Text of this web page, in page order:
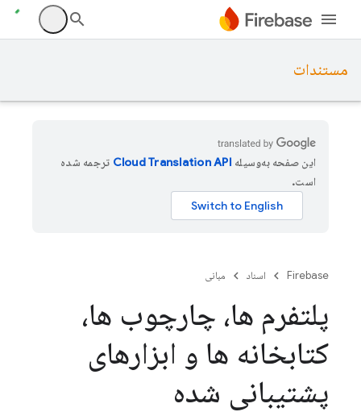
مستندات
این صفحه به‌وسیله
ترجمه شده
است.
Firebase اسناد مبانی
پلتفرم ها، چارچوب ها،
کتابخانه ها و ابزارهای
پشتیبانی شده